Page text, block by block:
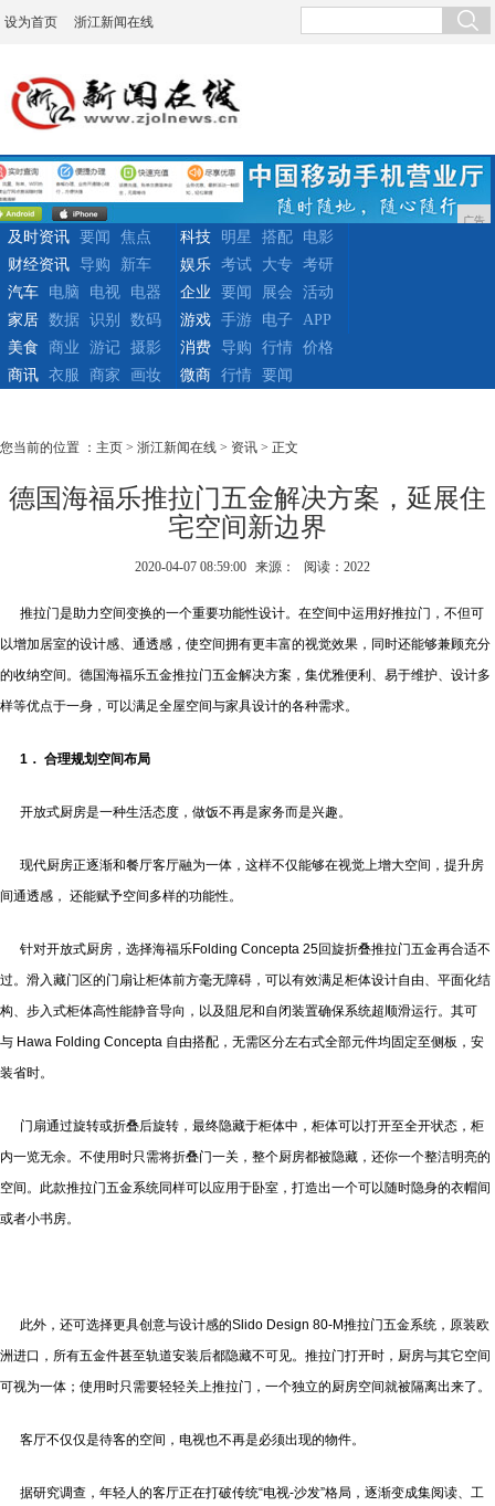
设为首页 浙江新闻在线
广告
及时资讯 要闻
焦点
财经资讯
导购 新车
科技 明星 搭配
电影
娱乐
考试 大专
考研
汽车
电脑 电视
电器
家居
数据 识别 数码
企业 要闻 展会
活动
游戏
手游 电子
APP
美食
商业 游记
摄影
商讯
衣服 商家 画妆
消费 导购 行情
价格
微商
行情 要闻
您当前的位置 ： 主页 > 浙江新闻在线 > 资讯 > 正文
德国海福乐推拉门五金解决方案，延展住
宅空间新边界
2020-04-07 08:59:00 来源： 阅读：2022
推拉门是助力空间变换的一个重要功能性设计。在空间中运用好推拉门，不但可
以增加居室的设计感、通透感，使空间拥有更丰富的视觉效果，同时还能够兼顾充分
的收纳空间。德国海福乐五金推拉门五金解决方案，集优雅便利、易于维护、设计多
样等优点于一身，可以满足全屋空间与家具设计的各种需求。
1． 合理规划空间布局
开放式厨房是一种生活态度，做饭不再是家务而是兴趣。
现代厨房正逐渐和餐厅客厅融为一体，这样不仅能够在视觉上增大空间，提升房
间通透感， 还能赋予空间多样的功能性。
针对开放式厨房，选择海福乐Folding Concepta 25回旋折叠推拉门五金再合适不
过。滑入藏门区的门扇让柜体前方毫无障碍，可以有效满足柜体设计自由、平面化结
构、步入式柜体高性能静音导向，以及阻尼和自闭装置确保系统超顺滑运行。其可
与 Hawa Folding Concepta 自由搭配，无需区分左右式全部元件均固定至侧板，安
装省时。
门扇通过旋转或折叠后旋转，最终隐藏于柜体中，柜体可以打开至全开状态，柜
内一览无余。不使用时只需将折叠门一关，整个厨房都被隐藏，还你一个整洁明亮的
空间。此款推拉门五金系统同样可以应用于卧室，打造出一个可以随时隐身的衣帽间
或者小书房。
此外，还可选择更具创意与设计感的Slido Design 80-M推拉门五金系统，原装欧
洲进口，所有五金件甚至轨道安装后都隐藏不可见。推拉门打开时，厨房与其它空间
可视为一体；使用时只需要轻轻关上推拉门，一个独立的厨房空间就被隔离出来了。
客厅不仅仅是待客的空间，电视也不再是必须出现的物件。
据研究调查，年轻人的客厅正在打破传统“电视-沙发”格局，逐渐变成集阅读、工